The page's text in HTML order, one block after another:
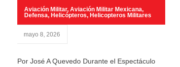
Aviación Militar, Aviación Militar Mexicana,
Defensa, Helicópteros, Helicopteros Militares
mayo 8, 2026
Por José A Quevedo Durante el Espectáculo